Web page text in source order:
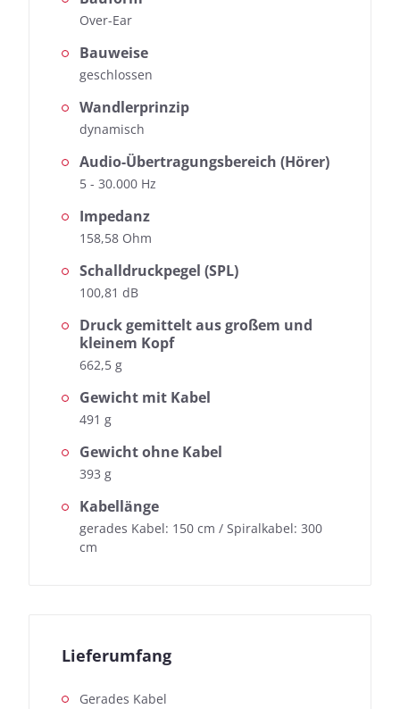
Over-Ear
Bauweise
geschlossen
Wandlerprinzip
dynamisch
Audio-Übertragungsbereich (Hörer)
5 - 30.000 Hz
Impedanz
158,58 Ohm
Schalldruckpegel (SPL)
100,81 dB
Druck gemittelt aus großem und
kleinem Kopf
662,5 g
Gewicht mit Kabel
491 g
Gewicht ohne Kabel
393 g
Kabellänge
gerades Kabel: 150 cm / Spiralkabel: 300
cm
Lieferumfang
Gerades Kabel